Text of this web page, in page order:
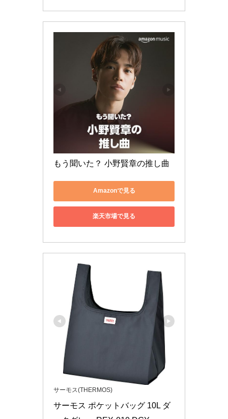
もう聞いた？ 小野賢章の推し曲
Amazonで見る
楽天市場で見る
サーモス(THERMOS)
サーモス ポケットバッグ 10L ダ